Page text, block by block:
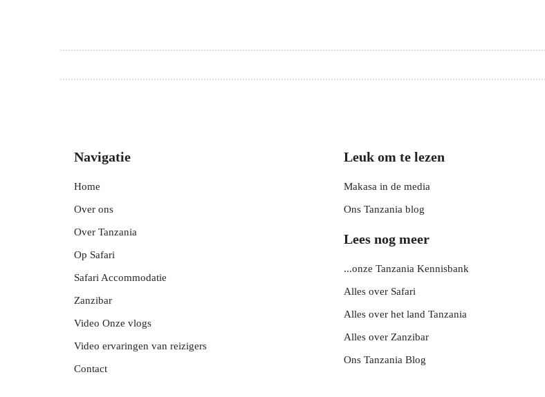
Navigatie
Home
Over ons
Over Tanzania
Op Safari
Safari Accommodatie
Zanzibar
Video Onze vlogs
Video ervaringen van reizigers
Contact
Leuk om te lezen
Makasa in de media
Ons Tanzania blog
Lees nog meer
...onze Tanzania Kennisbank
Alles over Safari
Alles over het land Tanzania
Alles over Zanzibar
Ons Tanzania Blog